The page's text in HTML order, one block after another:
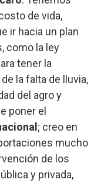
de vida,
ir hacia un plan
como la ley
tener la
de la falta de lluvia,
del agro y
poner el
; creo en
mucho
de los
y privada,